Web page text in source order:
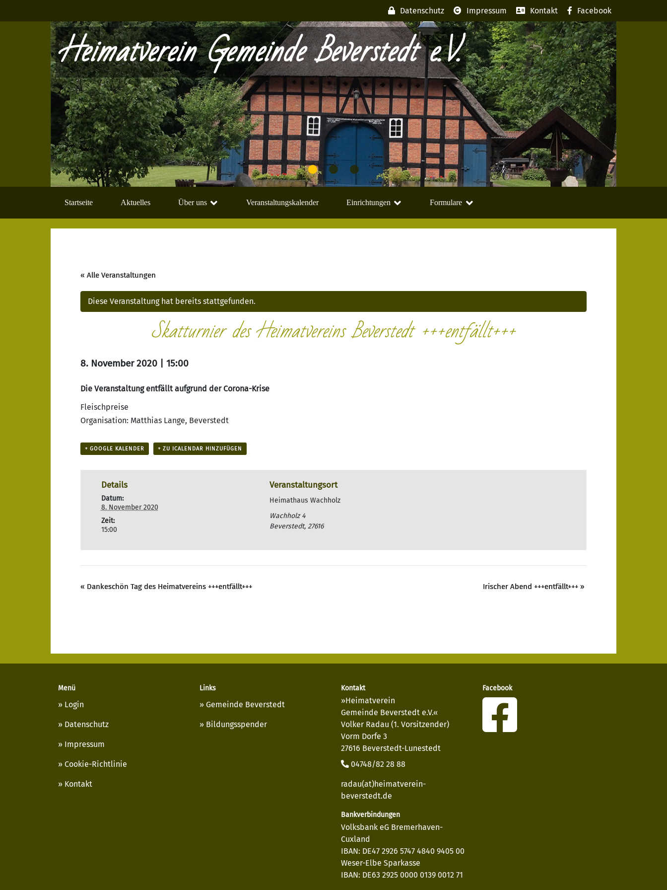
Datenschutz Impressum Kontakt Facebook
Heimatverein Gemeinde Beverstedt e.V.
Startseite Aktuelles Über uns Veranstaltungskalender Einrichtungen Formulare
« Alle Veranstaltungen
Diese Veranstaltung hat bereits stattgefunden.
Skatturnier des Heimatvereins Beverstedt +++entfällt+++
8. November 2020 | 15:00
Die Veranstaltung entfällt aufgrund der Corona-Krise
Fleischpreise
Organisation: Matthias Lange, Beverstedt
+ GOOGLE KALENDER + ZU ICALENDAR HINZUFÜGEN
Details
Datum:
8. November 2020
Zeit:
15:00
Veranstaltungsort
Heimathaus Wachholz
Wachholz 4
Beverstedt, 27616
« Dankeschön Tag des Heimatvereins +++entfällt+++ Irischer Abend +++entfällt+++ »
Menü
Login
Datenschutz
Impressum
Cookie-Richtlinie
Kontakt
Links
Gemeinde Beverstedt
Bildungsspender
Kontakt
»Heimatverein
Gemeinde Beverstedt e.V.«
Volker Radau (1. Vorsitzender)
Vorm Dorfe 3
27616 Beverstedt-Lunestedt
04748/82 28 88
radau(at)heimatverein-
beverstedt.de
Bankverbindungen
Volksbank eG Bremerhaven-
Cuxland
IBAN: DE47 2926 5747 4840 9405 00
Weser-Elbe Sparkasse
IBAN: DE63 2925 0000 0139 0012 71
Facebook